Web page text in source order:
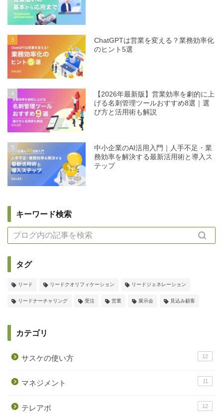
3
ChatGPTは営業を変える？業務効率化
のヒント5選
4
【2026年最新版】営業効率を劇的に上
げる名刺管理ツールおすすめ8選｜選
び方と活用術も解説
5
中小企業のAI活用入門｜人手不足・業
務効率を解決する最新活用術と導入ス
テップ
キーワード検索
タグ
リード リードクオリフィケーション リードジェネレーション
リードナーチャリング 受注 営業 展示会 見込み顧客
カテゴリ
サスケの使い方 12
マネジメント 11
テレアポ 12